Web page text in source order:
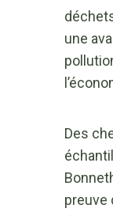
une
Des
preuve